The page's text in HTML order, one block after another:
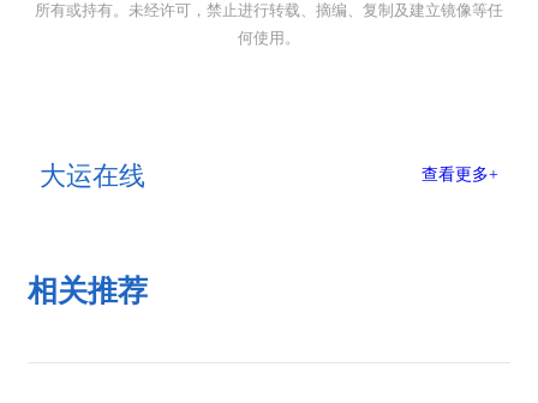
所有或持有。未经许可，禁止进行转载、摘编、复制及建立镜像等任
何使用。
大运在线 查看更多+
相关推荐